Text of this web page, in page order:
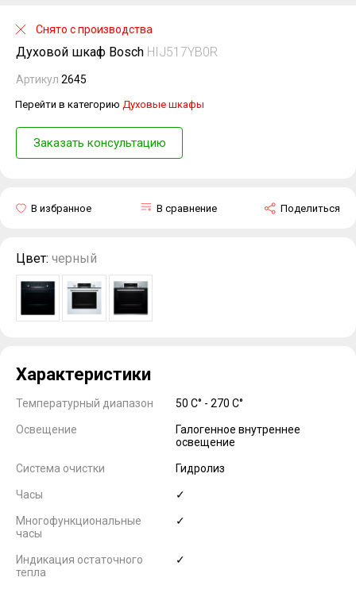
Духовой шкаф Bosch HIJ517YB0R
Артикул 2645
Перейти в категорию Духовые шкафы
Заказать консультацию
Поделиться
В сравнение
В избранное
Снято с производства
Цвет: черный
Характеристики
Температурный диапазон 50 C° - 270 C°
Освещение
Галогенное внутреннее
освещение
Система очистки Гидролиз
Часы ✓
Многофункциональные
часы
✓
Индикация остаточного
тепла
✓